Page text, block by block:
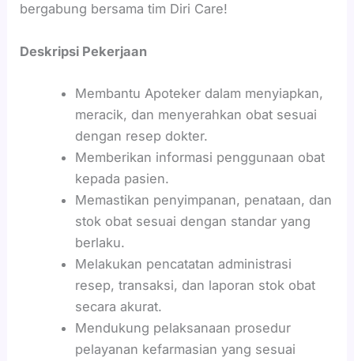
bergabung bersama tim Diri Care!
Deskripsi Pekerjaan
Membantu Apoteker dalam menyiapkan,
meracik, dan menyerahkan obat sesuai
dengan resep dokter.
Memberikan informasi penggunaan obat
kepada pasien.
Memastikan penyimpanan, penataan, dan
stok obat sesuai dengan standar yang
berlaku.
Melakukan pencatatan administrasi
resep, transaksi, dan laporan stok obat
secara akurat.
Mendukung pelaksanaan prosedur
pelayanan kefarmasian yang sesuai